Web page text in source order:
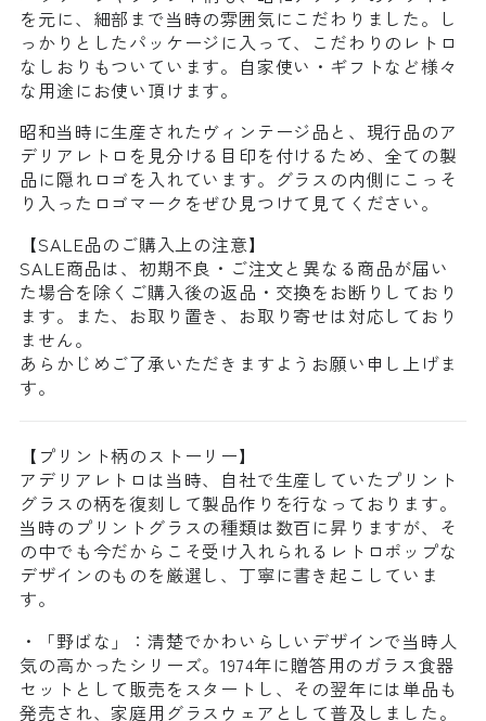
を元に、細部まで当時の雰囲気にこだわりました。し
っかりとしたパッケージに入って、こだわりのレトロ
なしおりもついています。自家使い・ギフトなど様々
な用途にお使い頂けます。
昭和当時に生産されたヴィンテージ品と、現行品のア
デリアレトロを見分ける目印を付けるため、全ての製
品に隠れロゴを入れています。グラスの内側にこっそ
り入ったロゴマークをぜひ見つけて見てください。
【SALE品のご購入上の注意】
SALE商品は、初期不良・ご注文と異なる商品が届い
た場合を除くご購入後の返品・交換をお断りしており
ます。また、お取り置き、お取り寄せは対応しており
ません。
あらかじめご了承いただきますようお願い申し上げま
す。
【プリント柄のストーリー】
アデリアレトロは当時、自社で生産していたプリント
グラスの柄を復刻して製品作りを行なっております。
当時のプリントグラスの種類は数百に昇りますが、そ
の中でも今だからこそ受け入れられるレトロポップな
デザインのものを厳選し、丁寧に書き起こしていま
す。
・「野ばな」：清楚でかわいらしいデザインで当時人
気の高かったシリーズ。1974年に贈答用のガラス食器
セットとして販売をスタートし、その翌年には単品も
発売され、家庭用グラスウェアとして普及しました。